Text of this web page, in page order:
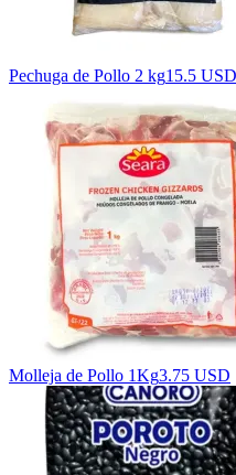
Pechuga de Pollo 2 kg15.5 USD
Molleja de Pollo 1Kg3.75 USD